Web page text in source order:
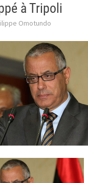
à Tripoli
Omotundo